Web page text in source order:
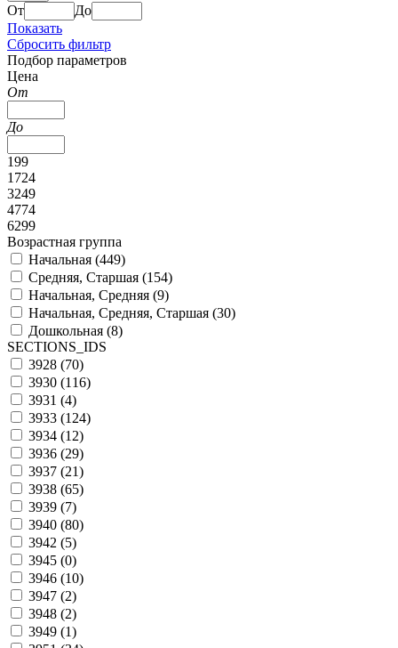
От
До
Показать
Сбросить фильтр
Подбор параметров
Цена
От
До
199
1724
3249
4774
6299
Возрастная группа
Начальная (449)
Средняя, Старшая (154)
Начальная, Средняя (9)
Начальная, Средняя, Старшая (30)
Дошкольная (8)
SECTIONS_IDS
3928 (70)
3930 (116)
3931 (4)
3933 (124)
3934 (12)
3936 (29)
3937 (21)
3938 (65)
3939 (7)
3940 (80)
3942 (5)
3945 (0)
3946 (10)
3947 (2)
3948 (2)
3949 (1)